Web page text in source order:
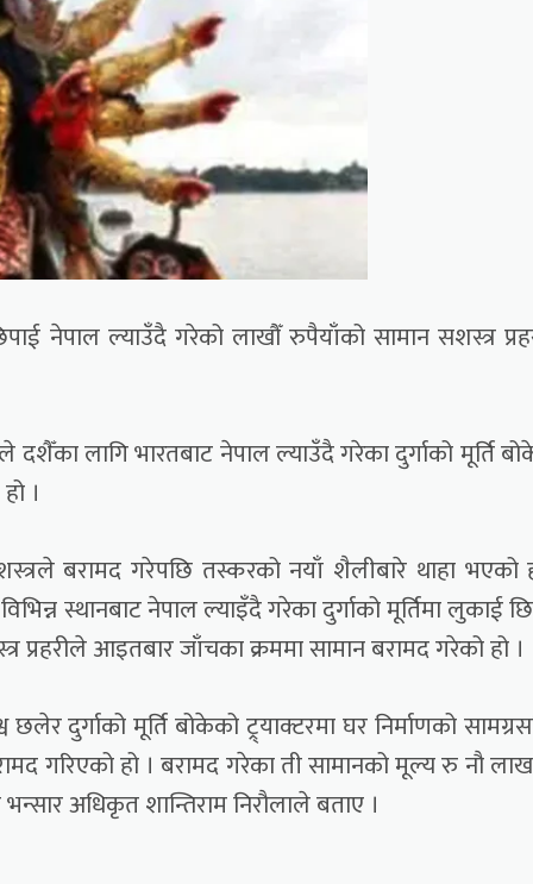
नेपाल ल्याउँदै गरेको लाखौँ रुपैयाँको सामान सशस्त्र
दशैँका लागि भारतबाट नेपाल ल्याउँदै गरेका दुर्गाको मूर्ति
।
बरामद गरेपछि तस्करको नयाँ शैलीबारे थाहा भएको
स्थानबाट नेपाल ल्याइँदै गरेका दुर्गाको मूर्तिमा लुकाई
प्रहरीले आइतबार जाँचका क्रममा सामान बरामद गरेको हो ।
छलेर दुर्गाको मूर्ति बोकेको ट्र्याक्टरमा घर निर्माणको
गरिएको हो । बरामद गरेका ती सामानको मूल्य रु नौ
अधिकृत शान्तिराम निरौलाले बताए ।